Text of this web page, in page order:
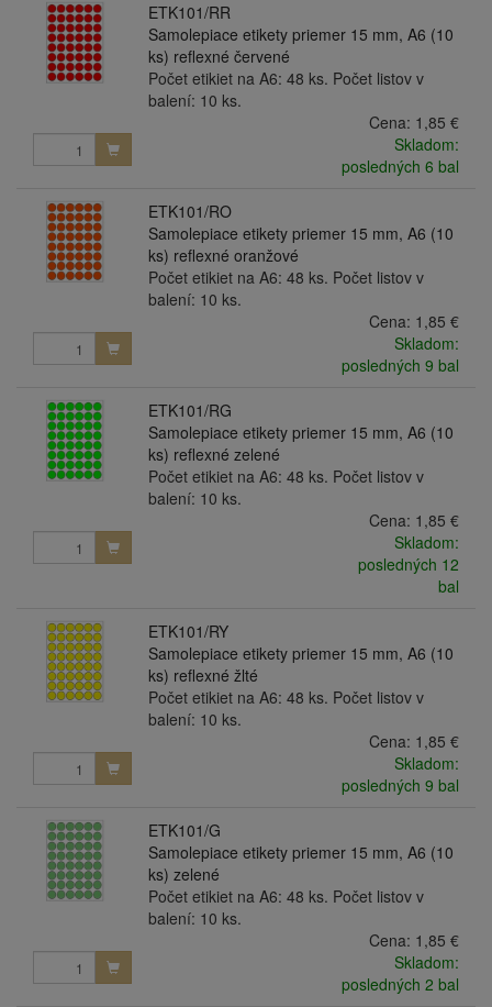
ETK101/RR
Samolepiace etikety priemer 15 mm, A6 (10
ks) reflexné červené
Počet etikiet na A6: 48 ks. Počet listov v
balení: 10 ks.
Cena: 1,85 €
Skladom:
posledných 6 bal
ETK101/RO
Samolepiace etikety priemer 15 mm, A6 (10
ks) reflexné oranžové
Počet etikiet na A6: 48 ks. Počet listov v
balení: 10 ks.
Cena: 1,85 €
Skladom:
posledných 9 bal
ETK101/RG
Samolepiace etikety priemer 15 mm, A6 (10
ks) reflexné zelené
Počet etikiet na A6: 48 ks. Počet listov v
balení: 10 ks.
Cena: 1,85 €
Skladom:
posledných 12
bal
ETK101/RY
Samolepiace etikety priemer 15 mm, A6 (10
ks) reflexné žlté
Počet etikiet na A6: 48 ks. Počet listov v
balení: 10 ks.
Cena: 1,85 €
Skladom:
posledných 9 bal
ETK101/G
Samolepiace etikety priemer 15 mm, A6 (10
ks) zelené
Počet etikiet na A6: 48 ks. Počet listov v
balení: 10 ks.
Cena: 1,85 €
Skladom:
posledných 2 bal